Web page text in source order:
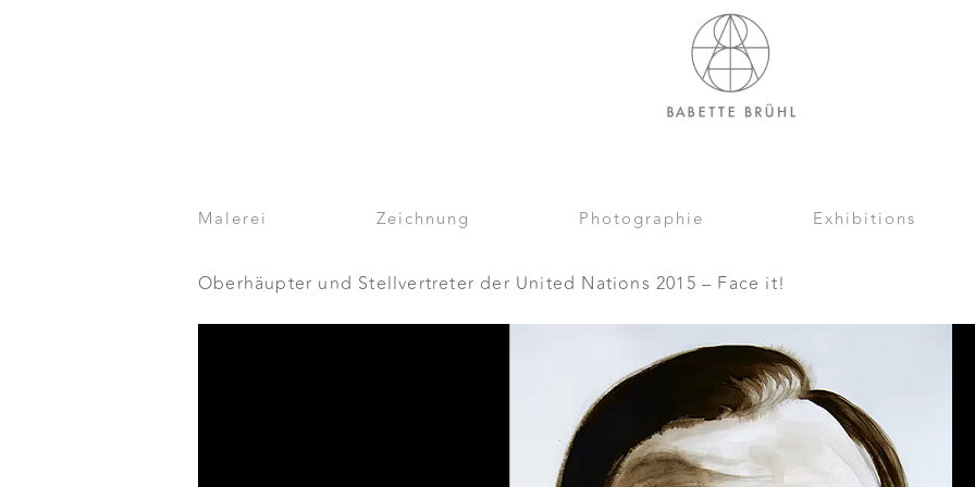
Malerei Zeichnung Photographie Exhibitions
Oberhäupter und Stellvertreter der United Nations 2015 – Face it!